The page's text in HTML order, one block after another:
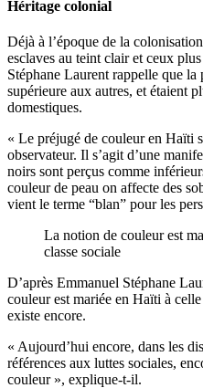
Héritage colonial
Déjà à l’époque de la
esclaves au teint clair et ceux
Stéphane Laurent rappelle que la
supérieure aux autres, et étaient
domestiques.
« Le préjugé de couleur en Haïti
observateur. Il s’agit d’une
noirs sont perçus comme
couleur de peau on affecte des
vient le terme “blan” pour les
La notion de couleur est
classe sociale
D’après Emmanuel Stéphane
couleur est mariée en Haïti à
existe encore.
« Aujourd’hui encore, dans les
références aux luttes sociales,
couleur », explique-t-il.